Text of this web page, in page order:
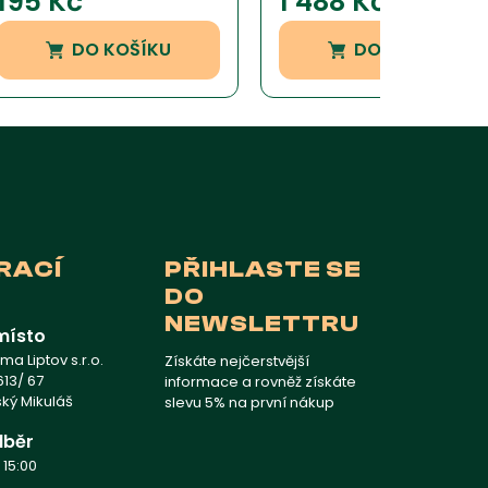
zákazníka
DO KOŠÍKU
zákazníka
DO KOŠÍKU
Liptov s.r.o.
67
Mikuláš
PŘIHLASTE SE
DO
NEWSLETTRU
Získáte nejčerstvější
informace a rovněž získáte
slevu 5% na první nákup